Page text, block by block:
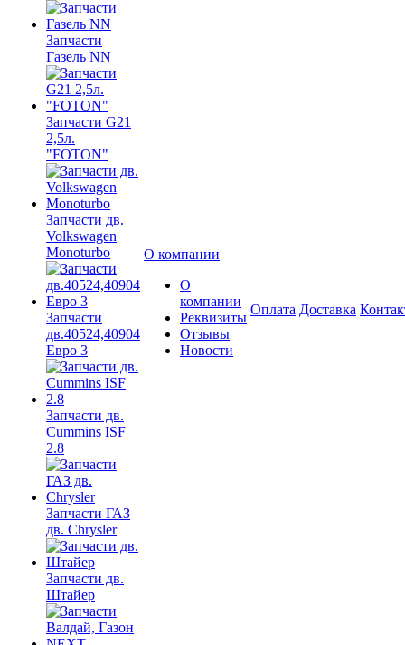
Запчасти
Газель NN
Запчасти G21
2,5л.
"FOTON"
Запчасти дв.
Volkswagen
Monoturbo
Запчасти
дв.40524,40904
Евро 3
Запчасти дв.
Cummins ISF
2.8
Запчасти ГАЗ
дв. Chrysler
Запчасти дв.
Штайер
О компании
О
компании
Реквизиты
Отзывы
Новости
Оплата Доставка